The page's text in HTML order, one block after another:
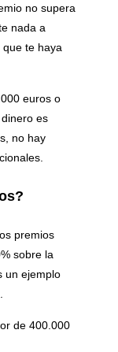
no supera
nada a
te haya
euros o
es
no hay
premios
sobre la
un ejemplo
de 400.000